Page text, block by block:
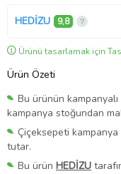
HEDİZU 9,8
Ürünü tasarlamak için
Ürün Özeti
Bu ürünün kampanyalı
kampanya stoğundan
Çiçeksepeti kampanya
tutar.
Bu ürün HEDİZU